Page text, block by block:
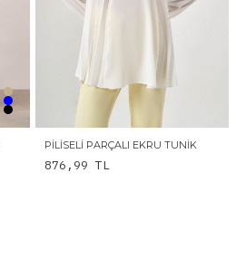
PILISELI PARÇALI EKRU TUNIK
876,99 TL